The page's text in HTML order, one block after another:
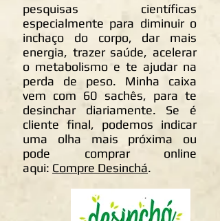
pesquisas científicas
especialmente para diminuir o
inchaço do corpo, dar mais
energia, trazer saúde, acelerar
o metabolismo e te ajudar na
perda de peso. Minha caixa
vem com 60 sachês, para te
desinchar diariamente. Se é
cliente final, podemos indicar
uma olha mais próxima ou
pode comprar online
aqui: Compre Desinchá.